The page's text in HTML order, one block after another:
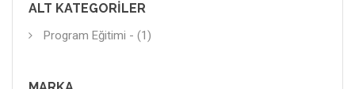
ALT KATEGORILER
Program Eğitimi - (1)